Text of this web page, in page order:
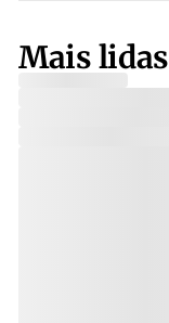
Mais lidas